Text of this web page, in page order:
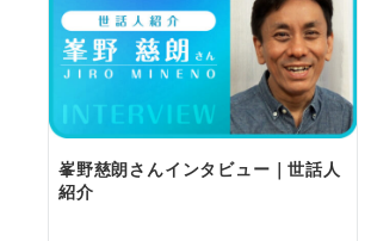
峯野慈朗さんインタビュー｜世話人
紹介